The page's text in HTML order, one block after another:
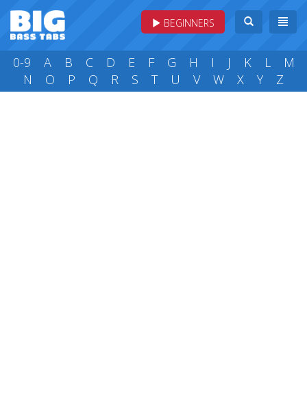
BEGINNERS
0-9 A B C D E F G H I J K L
M
N
O P Q R S T U V W X Y Z